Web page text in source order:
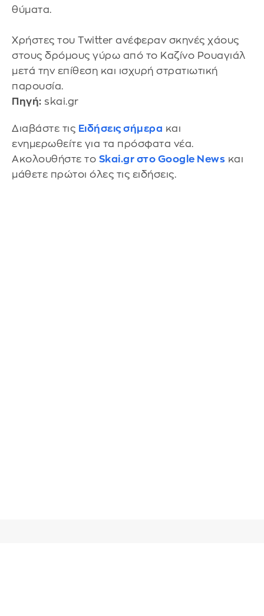
θύματα.
Χρήστες του Twitter ανέφεραν σκηνές χάους
στους δρόμους γύρω από το Καζίνο Ρουαγιάλ
μετά την επίθεση και ισχυρή στρατιωτική
παρουσία.
Πηγή: skai.gr
Διαβάστε τις Ειδήσεις σήμερα και
ενημερωθείτε για τα πρόσφατα νέα.
Ακολουθήστε το Skai.gr στο Google News και
μάθετε πρώτοι όλες τις ειδήσεις.